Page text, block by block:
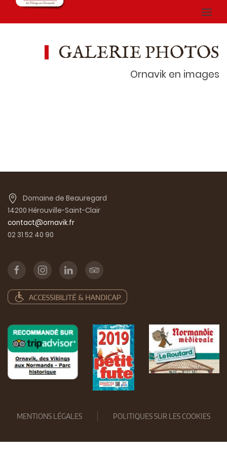
GALERIE PHOTOS
Ornavik en images
Domaine de Beauregard
14200 Hérouville-Saint-Clair
contact@ornavik.fr
02 31 52 40 90
MENTIONS LÉGALES POLITIQUES SUR LES COOKIES